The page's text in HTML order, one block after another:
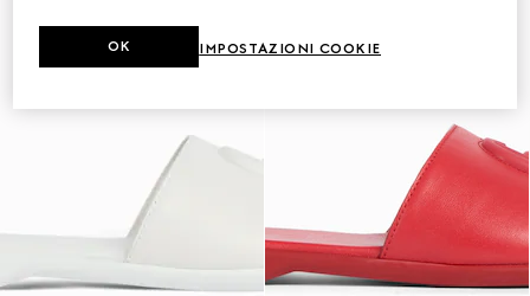
IMPOSTAZIONI COOKIE
OK